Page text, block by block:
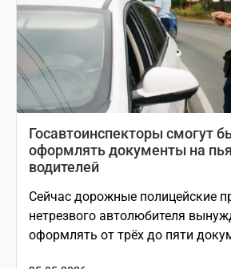
Госавтоинспекторы смогут
оформлять документы на
водителей
Сейчас дорожные полицейские
нетрезвого автолюбителя
оформлять от трёх до пяти